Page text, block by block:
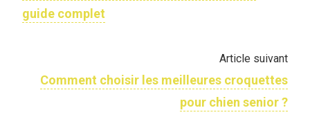
guide complet
Article suivant
Comment choisir les meilleures croquettes
pour chien senior ?